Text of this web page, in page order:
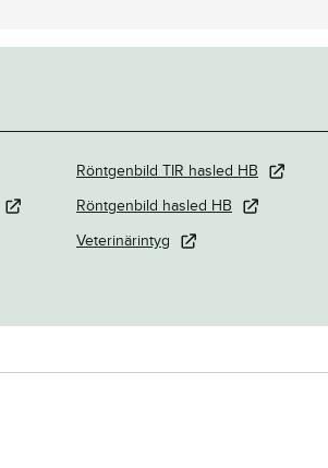
Röntgenbild TIR hasled HB
Röntgenbild hasled HB
Veterinärintyg